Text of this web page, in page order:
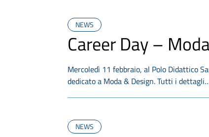
NEWS
Career Day –
Mercoledì 11 febbraio, al Polo Didattico
dedicato a Moda & Design. Tutti i
NEWS